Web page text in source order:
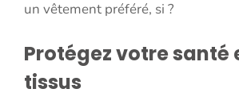
un vêtement préféré, si ?
Protégez votre santé
tissus